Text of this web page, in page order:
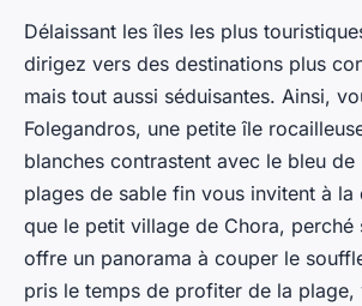
Délaissant les îles les plus
dirigez vers des destinations plus
mais tout aussi séduisantes. Ainsi,
Folegandros, une petite île
blanches contrastent avec le bleu de
plages de sable fin vous invitent à la
que le petit village de Chora, perché
offre un panorama à couper le
pris le temps de profiter de la plage,